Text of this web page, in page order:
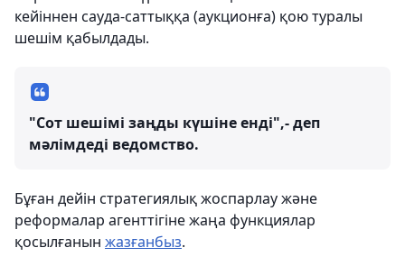
кейіннен сауда-саттыққа (аукционға) қою туралы
шешім қабылдады.
"Сот шешімі заңды күшіне енді",- деп
мәлімдеді ведомство.
Бұған дейін стратегиялық жоспарлау және
реформалар агенттігіне жаңа функциялар
қосылғанын жазғанбыз.